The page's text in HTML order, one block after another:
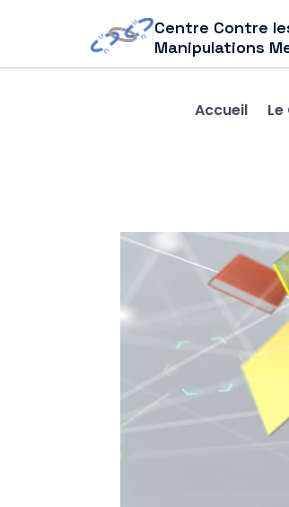
Centre Contre
Manipulations
Accueil Le